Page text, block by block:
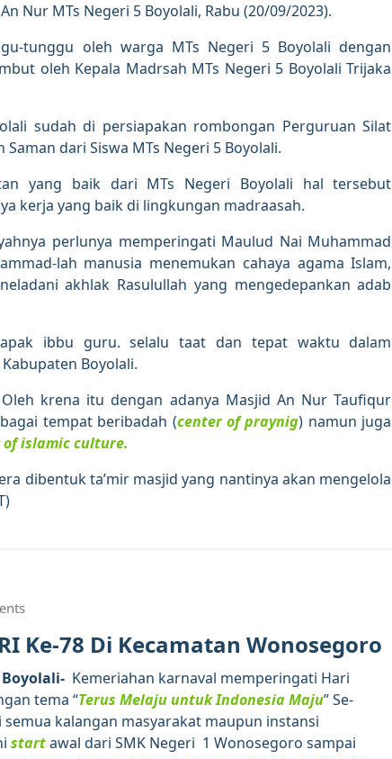
Nur MTs Negeri 5 Boyolali, Rabu (20/09/2023).
tunggu oleh warga MTs Negeri 5 Boyolali dengan
oleh Kepala Madrsah MTs Negeri 5 Boyolali Trijaka
sudah di persiapakan rombongan Perguruan Silat
Saman dari Siswa MTs Negeri 5 Boyolali.
yang baik dari MTs Negeri Boyolali hal tersebut
kerja yang baik di lingkungan madraasah.
perlunya memperingati Maulud Nai Muhammad
lah manusia menemukan cahaya agama Islam,
akhlak Rasulullah yang mengedepankan adab
ibbu guru. selalu taat dan tepat waktu dalam
Boyolali.
Oleh krena itu dengan adanya Masjid An Nur Taufiqur
tempat beribadah (center of praynig) namun juga
islamic culture.
dibentuk ta’mir masjid yang nantinya akan mengelola
Ke-78 Di Kecamatan Wonosegoro
Boyolali- Kemeriahan karnaval memperingati Hari
tema “Terus Melaju untuk Indonesia Maju” Se-
kalangan masyarakat maupun instansi
startawal dari SMK Negeri 1 Wonosegoro sampai